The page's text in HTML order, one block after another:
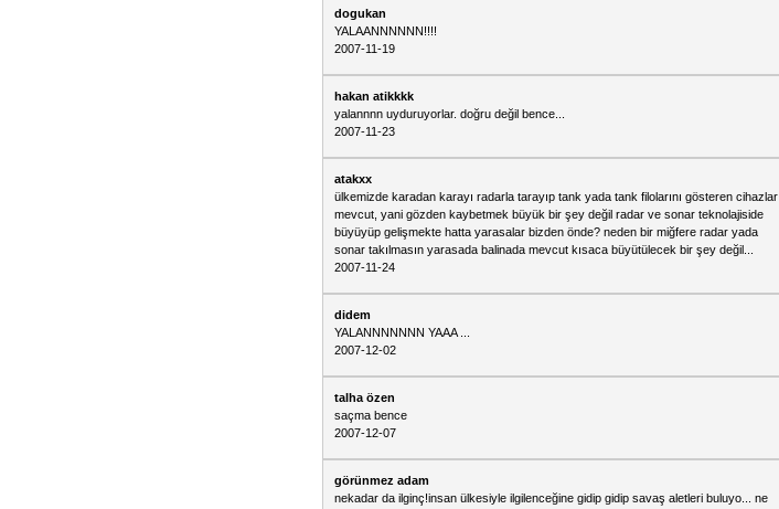
dogukan
YALAANNNNNN!!!!
2007-11-19
hakan atikkkk
yalannnn uyduruyorlar. doğru değil bence...
2007-11-23
atakxx
ülkemizde karadan karayı radarla tarayıp tank yada tank filolarını gösteren cihazlar
mevcut, yani gözden kaybetmek büyük bir şey değil radar ve sonar teknolajiside
büyüyüp gelişmekte hatta yarasalar bizden önde? neden bir miğfere radar yada
sonar takılmasın yarasada balinada mevcut kısaca büyütülecek bir şey değil...
2007-11-24
didem
YALANNNNNNN YAAA ...
2007-12-02
talha özen
saçma bence
2007-12-07
görünmez adam
nekadar da ilginç!insan ülkesiyle ilgilenceğine gidip gidip savaş aletleri buluyo... ne